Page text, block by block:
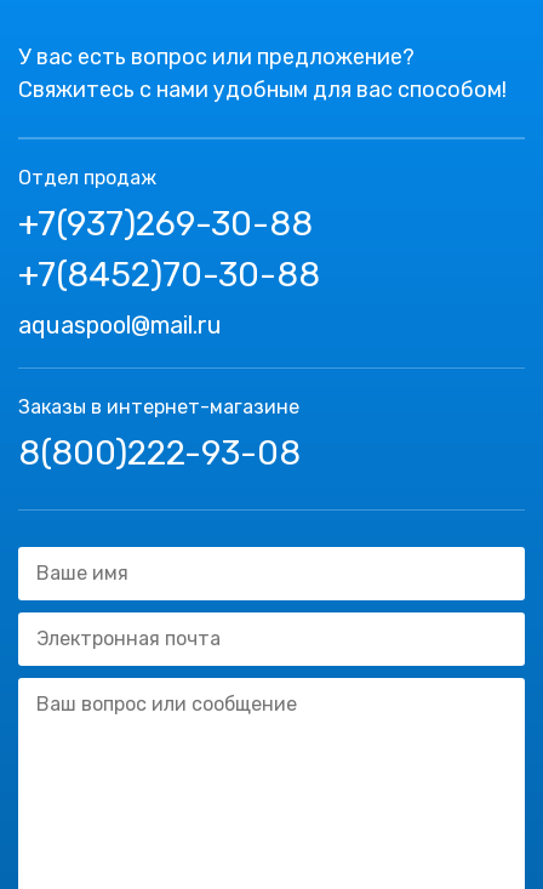
У вас есть вопрос или предложение?
Свяжитесь с нами удобным для вас способом!
Отдел продаж
+7(937)269-30-88
+7(8452)70-30-88
aquaspool@mail.ru
Заказы в интернет-магазине
8(800)222-93-08